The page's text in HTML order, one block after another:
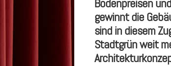
Bodenpreisen
gewinnt die
sind in diesem
Stadtgrün weit